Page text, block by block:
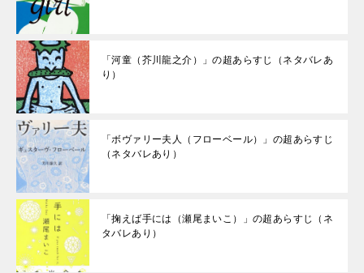
「河童（芥川龍之介）」の超あらすじ（ネタバレあ
り）
「ボヴァリー夫人（フローベール）」の超あらすじ
（ネタバレあり）
「掬えば手には（瀬尾まいこ）」の超あらすじ（ネ
タバレあり）